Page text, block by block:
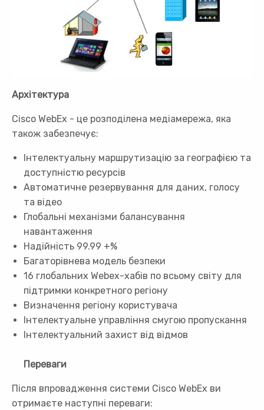
Архітектура
Cisco WebEx - це розподілена медіамережа, яка
також забезпечує:
Інтелектуальну маршрутизацію за географією та
доступністю ресурсів
Автоматичне резервування для даних, голосу
та відео
Глобальні механізми балансування
навантаження
Надійність 99.99 +%
Багаторівнева модель безпеки
16 глобальних Webex-хабів по всьому світу для
підтримки конкретного регіону
Визначення регіону користувача
Інтелектуальне управління смугою пропускання
Інтелектуальний захист від відмов
Переваги
Після впровадження системи Cisco WebEx ви
отримаєте наступні переваги: